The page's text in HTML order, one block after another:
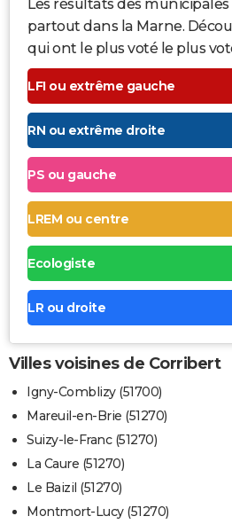
Les résultats des
partout dans la Marne.
qui ont le plus voté le plus voté
LFI ou extrême gauche
RN ou extrême droite
PS ou gauche
LREM ou centre
Ecologiste
LR ou droite
Villes voisines de Corribert
Igny-Comblizy (51700)
Mareuil-en-Brie (51270)
Suizy-le-Franc (51270)
La Caure (51270)
Le Baizil (51270)
Montmort-Lucy (51270)